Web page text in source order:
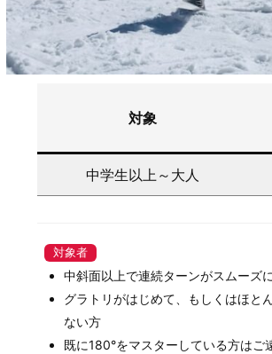
対象
中学生以上～大人
対象者
中斜面以上で連続ターンがスムーズ
グラトリがはじめて、もしくはほと
ない方
既に180°をマスターしている方はご